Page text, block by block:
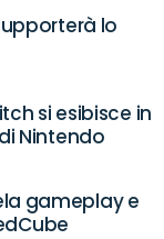
lo
si esibisce in
Nintendo
gameplay e